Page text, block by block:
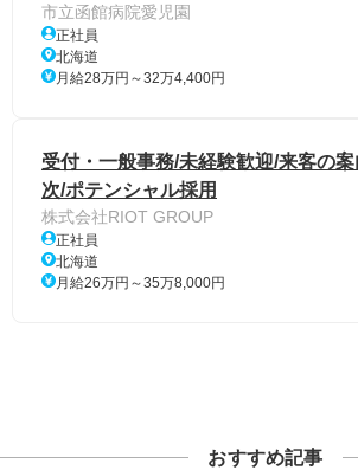
市立函館病院愛児園
正社員
北海道
月給28万円～32万4,400円
受付・一般事務/未経験歓迎/来客の
次/ポテンシャル採用
株式会社RIOT GROUP
正社員
北海道
月給26万円～35万8,000円
おすすめ記事